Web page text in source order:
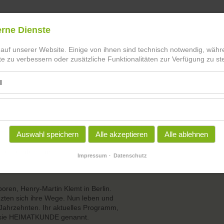
"Heimatliebe"
im oskar.
Henry-Martin Klemt in Berlin.
sich ihre Wege. Nun leben und
Ihr aktuelles Programm,
HEIMATKUNDE genannt.
Dienste
unserer Website. Einige von ihnen sind technisch notwendig,
zu verbessern oder zusätzliche Funktionalitäten zur Verfügung zu
Auswahl speichern Alle akzeptieren Alle ablehnen
Impressum Datenschutz